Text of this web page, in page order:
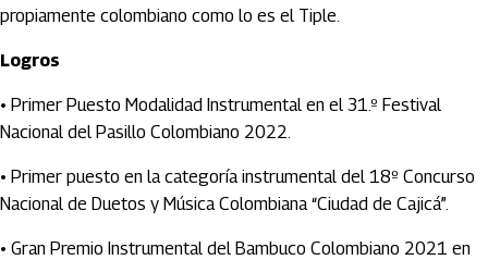
propiamente colombiano como lo es el Tiple.
Logros
• Primer Puesto Modalidad Instrumental en el 31.º Festival
Nacional del Pasillo Colombiano 2022.
• Primer puesto en la categoría instrumental del 18º Concurso
Nacional de Duetos y Música Colombiana “Ciudad de Cajicá”.
• Gran Premio Instrumental del Bambuco Colombiano 2021 en